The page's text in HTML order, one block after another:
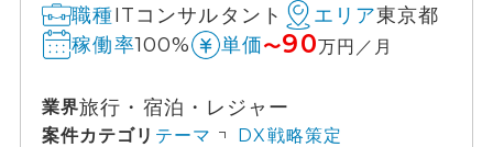
職種ITコンサルタント エリア東京都
稼働率100% 単価〜90万円／月
業界旅行・宿泊・レジャー
案件カテゴリ テーマ DX戦略策定